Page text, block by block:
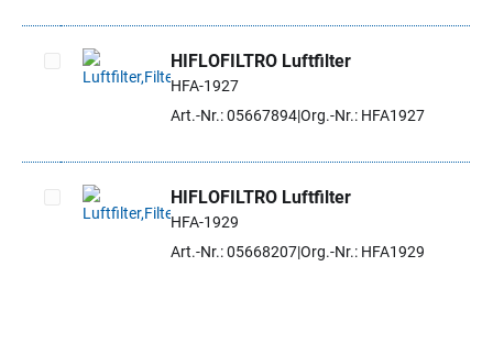
Artikel auswählen
HIFLOFILTRO Luftfilter
HFA-1927
Art.-Nr.: 05667894Org.-Nr.: HFA1927
Artikel auswählen
HIFLOFILTRO Luftfilter
HFA-1929
Art.-Nr.: 05668207Org.-Nr.: HFA1929